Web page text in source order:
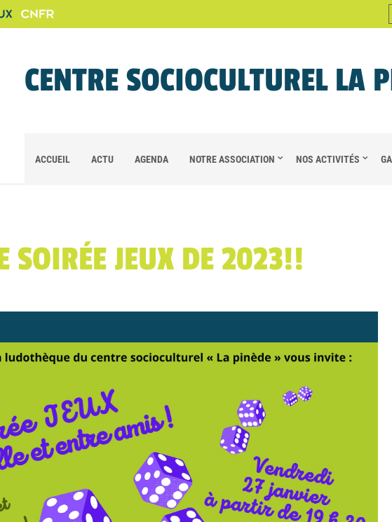
CENTRE SOCIOCULTUREL LA
ACCUEIL ACTU AGENDA NOTRE ASSOCIATION NOS ACTIVITÉS
SOIRÉE JEUX DE 2023!!